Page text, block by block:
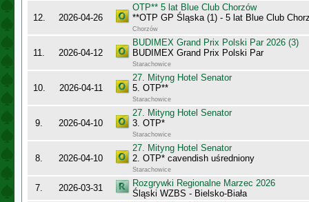
12. 2026-04-26
OTP** 5 lat Blue Club Chorzów
**OTP GP Śląska (1) - 5 lat Blue Club
Chorzów
11. 2026-04-12
BUDIMEX Grand Prix Polski Par 2026 (3)
BUDIMEX Grand Prix Polski Par
Starachowice
10. 2026-04-11
27. Mityng Hotel Senator
5. OTP**
Starachowice
9. 2026-04-10
27. Mityng Hotel Senator
3. OTP*
Starachowice
8. 2026-04-10
27. Mityng Hotel Senator
2. OTP* cavendish uśredniony
Starachowice
7. 2026-03-31
Rozgrywki Regionalne Marzec 2026
Śląski WZBS - Bielsko-Biała